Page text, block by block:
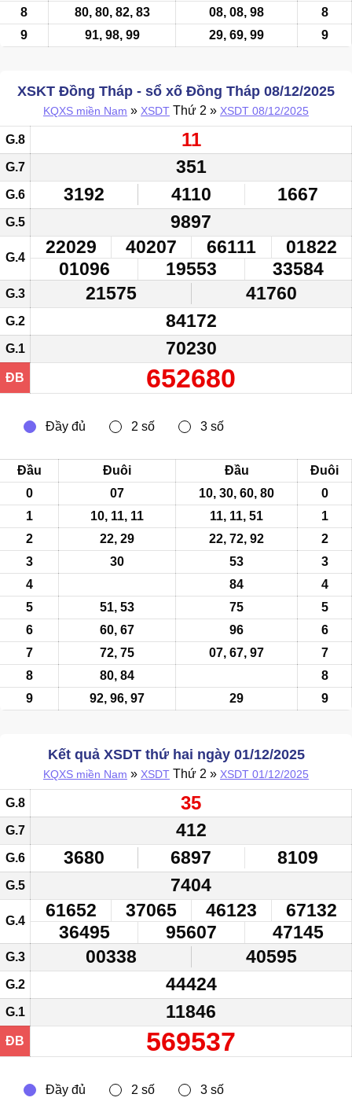
8
80, 80, 82, 83
9
91, 98, 99
08, 08, 98
8
29, 69, 99
9
XSKT Đồng Tháp - sổ xố Đồng Tháp 08/12/2025
KQXS miền Nam » XSDT Thứ 2 » XSDT 08/12/2025
G.8 11
G.7 351
G.6 3192 4110 1667
G.5 9897
G.4
22029 40207 66111
01822
01096
19553 33584
G.3 21575 41760
G.2 84172
G.1 70230
ĐB 652680
Đầu
Đuôi
0
07
1
10, 11, 11
2
22, 29
3
30
4
5
51, 53
6
60, 67
7
72, 75
8
80, 84
9
92, 96, 97
Đầu
Đuôi
10, 30, 60, 80
0
11, 11, 51
1
22, 72, 92
2
53
3
84
4
75
5
96
6
07, 67, 97
7
8
29
9
Kết quả XSDT thứ hai ngày 01/12/2025
KQXS miền Nam » XSDT Thứ 2 » XSDT 01/12/2025
G.8 35
G.7 412
G.6 3680 6897 8109
G.5 7404
G.4
61652 37065 46123
67132
36495
95607 47145
G.3 00338 40595
G.2 44424
G.1 11846
ĐB 569537